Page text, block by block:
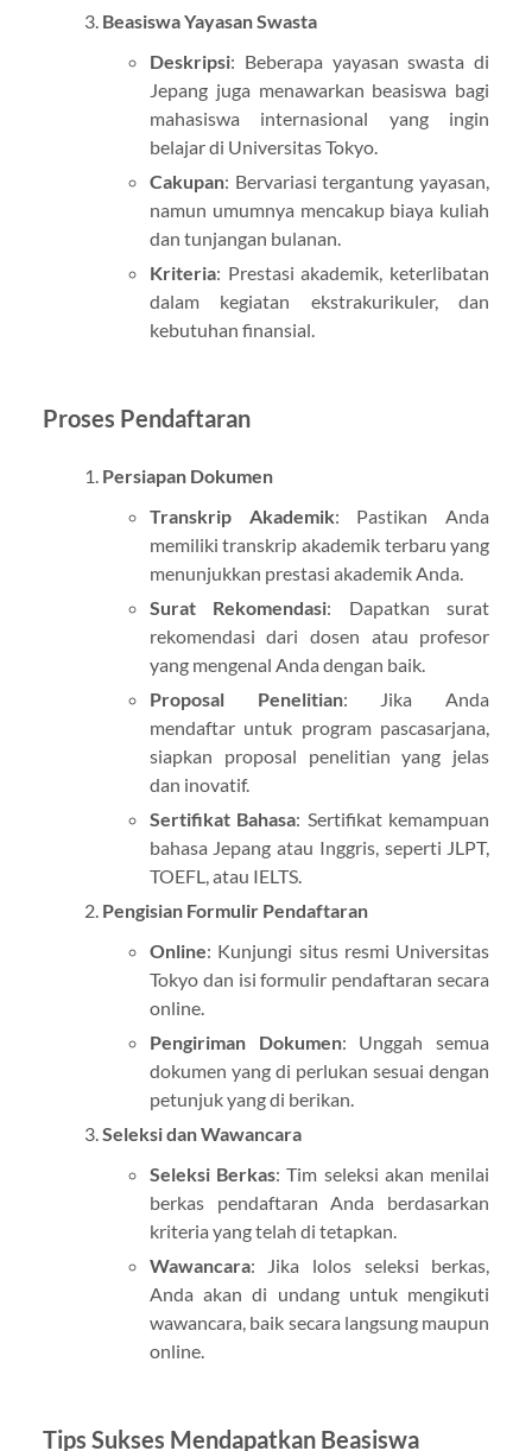
Beasiswa Yayasan Swasta
Deskripsi: Beberapa yayasan swasta di
Jepang juga menawarkan beasiswa bagi
mahasiswa internasional yang ingin
belajar di Universitas Tokyo.
Cakupan: Bervariasi tergantung yayasan,
namun umumnya mencakup biaya kuliah
dan tunjangan bulanan.
Kriteria: Prestasi akademik, keterlibatan
dalam kegiatan ekstrakurikuler, dan
kebutuhan finansial.
Proses Pendaftaran
Persiapan Dokumen
Transkrip Akademik: Pastikan Anda
memiliki transkrip akademik terbaru yang
menunjukkan prestasi akademik Anda.
Surat Rekomendasi: Dapatkan surat
rekomendasi dari dosen atau profesor
yang mengenal Anda dengan baik.
Proposal Penelitian: Jika Anda
mendaftar untuk program pascasarjana,
siapkan proposal penelitian yang jelas
dan inovatif.
Sertifikat Bahasa: Sertifikat kemampuan
bahasa Jepang atau Inggris, seperti JLPT,
TOEFL, atau IELTS.
Pengisian Formulir Pendaftaran
Online: Kunjungi situs resmi Universitas
Tokyo dan isi formulir pendaftaran secara
online.
Pengiriman Dokumen: Unggah semua
dokumen yang di perlukan sesuai dengan
petunjuk yang di berikan.
Seleksi dan Wawancara
Seleksi Berkas: Tim seleksi akan menilai
berkas pendaftaran Anda berdasarkan
kriteria yang telah di tetapkan.
Wawancara: Jika lolos seleksi berkas,
Anda akan di undang untuk mengikuti
wawancara, baik secara langsung maupun
online.
Tips Sukses Mendapatkan Beasiswa